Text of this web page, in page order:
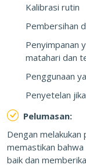
Kalibrasi rutin
Pembersihan
Penyimpanan
matahari dan
Penggunaan
Penyetelan
Pelumasan:
Dengan
memastikan
baik dan